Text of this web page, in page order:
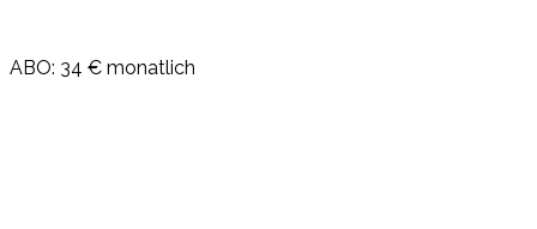
ABO: 34 € monatlich